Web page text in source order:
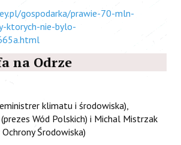
gospodarka/prawie-70-mln-
ktorych-nie-bylo-
na Odrze
klimatu i środowiska),
Wód Polskich) i Michal Mistrzak
Środowiska)